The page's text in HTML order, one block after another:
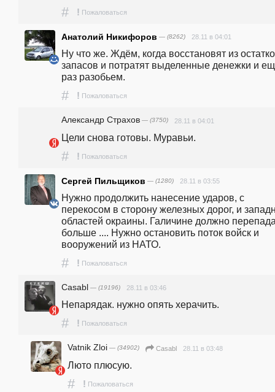
# ! Пожаловаться
Анатолий Никифоров — (8262) 28.11 в 04:01
Ну что же. Ждём, когда восстановят из
запасов и потратят выделенные денежки и
раз разобьем.
# ! Пожаловаться
Александр Страхов — (3750) 28.11 в 04:01
Цели снова готовы. Муравьи.
# ! Пожаловаться
Сергей Пильщиков — (1280) 28.11 в 03:55
Нужно продолжить нанесение ударов, с
перекосом в сторону железных дорог, и
областей окраины. Галичине должно
больше .... Нужно остановить поток войск и
вооружений из НАТО.
# ! Пожаловаться
Casabl — (19196) 28.11 в 03:46
Непарядак. нужно опять херачить.
# ! Пожаловаться
Vatnik Zloi — (34902) Casabl 28.11 в 03:48
Люто плюсую.
# ! Пожаловаться